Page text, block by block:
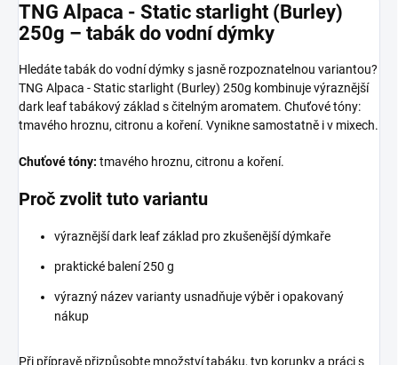
TNG Alpaca - Static starlight (Burley)
250g – tabák do vodní dýmky
Hledáte tabák do vodní dýmky s jasně rozpoznatelnou variantou?
TNG Alpaca - Static starlight (Burley) 250g kombinuje výraznější
dark leaf tabákový základ s čitelným aromatem. Chuťové tóny:
tmavého hroznu, citronu a koření. Vynikne samostatně i v mixech.
Chuťové tóny: tmavého hroznu, citronu a koření.
Proč zvolit tuto variantu
výraznější dark leaf základ pro zkušenější dýmkaře
praktické balení 250 g
výrazný název varianty usnadňuje výběr i opakovaný
nákup
Při přípravě přizpůsobte množství tabáku, typ korunky a práci s